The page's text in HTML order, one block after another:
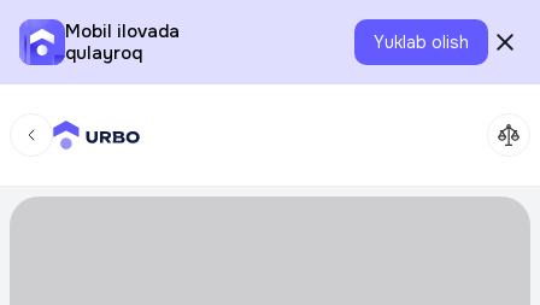
Mobil ilovada
qulayroq
Yuklab olish